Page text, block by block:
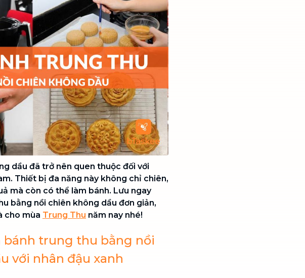
lo dọn
văn
trình lớn
dầu đã trở nên quen thuộc đối với
Thiết bị đa năng này không chỉ chiên,
mà còn có thể làm bánh. Lưu ngay
bằng nồi chiên không dầu đơn giản,
cho mùa Trung Thu năm nay nhé!
bánh trung thu bằng nồi
với nhân đậu xanh